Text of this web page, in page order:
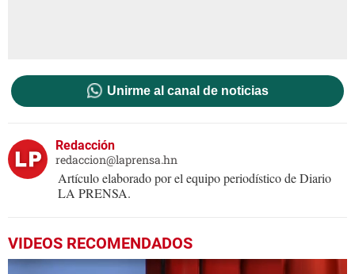
Unirme al canal de noticias
Redacción
redaccion@laprensa.hn
Artículo elaborado por el equipo periodístico de Diario
LA PRENSA.
VIDEOS RECOMENDADOS